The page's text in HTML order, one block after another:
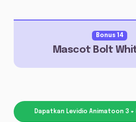
Bonus 14
Mascot Bolt
Dapatkan Levidio Animatoon 3 +